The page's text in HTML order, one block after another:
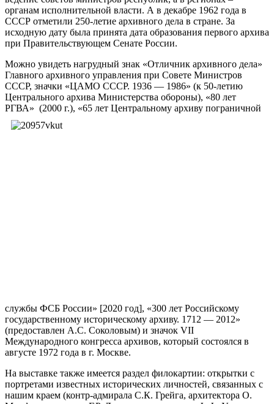
органам исполнительной власти. А в декабре 1962 года в
СССР отметили 250-летие архивного дела в стране. За
исходную дату была принята дата образования первого архива
при Правительствующем Сенате России.
Можно увидеть нагрудный знак «Отличник архивного дела»
Главного архивного управления при Совете Министров
СССР, значки «ЦАМО СССР. 1936 — 1986» (к 50-летию
Центрального архива Министерства обороны), «80 лет
РГВА» (2000 г.), «65 лет Центральному архиву пограничной
службы ФСБ России» [2020 год], «300 лет Российскому
государственному историческому архиву. 1712 — 2012»
(предоставлен А.С. Соколовым) и значок VII
Международного конгресса архивов, который состоялся в
августе 1972 года в г. Москве.
На выставке также имеется раздел филокартии: открытки с
портретами известных исторических личностей, связанных с
нашим краем (контр-адмирала С.К. Грейга, архитектора О.